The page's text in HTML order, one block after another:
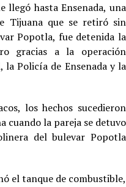
llegó hasta Ensenada, una
Tijuana que se retiró sin
Popotla, fue detenida la
gracias a la operación
Policía de Ensenada y la
los hechos sucedieron
cuando la pareja se detuvo
del bulevar Popotla
el tanque de combustible,